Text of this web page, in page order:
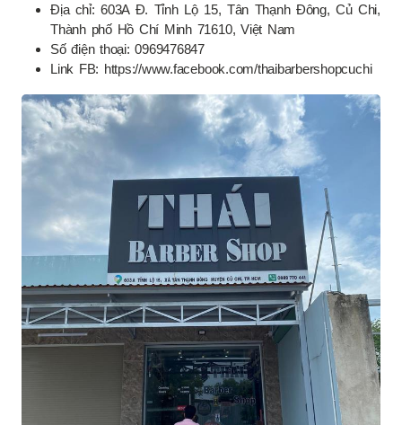
Địa chỉ: 603A Đ. Tỉnh Lộ 15, Tân Thạnh Đông, Củ Chi,
Thành phố Hồ Chí Minh 71610, Việt Nam
Số điện thoại: 0969476847
Link FB: https://www.facebook.com/thaibarbershopcuchi